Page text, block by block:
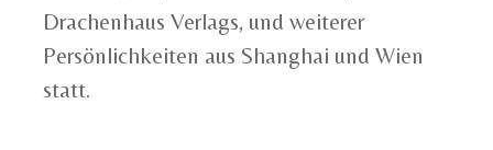
Drachenhaus Verlags, und weiterer
Persönlichkeiten aus Shanghai und Wien
statt.